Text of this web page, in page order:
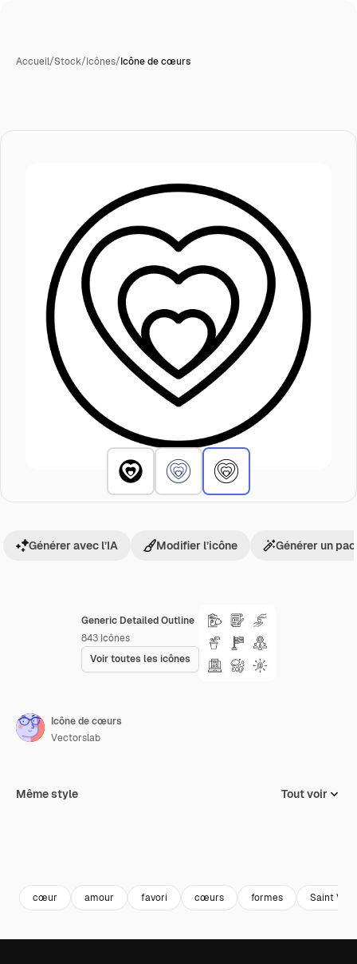
Accueil/Stock/Icônes/Icône de cœurs
Generic Detailed Outline
843 Icônes
Voir toutes les icônes
Générer avec l’IA Modifier l’icône Générer un
Icône de cœurs
Vectorslab
Même style Tout voir
cœur amour favori cœurs formes Saint